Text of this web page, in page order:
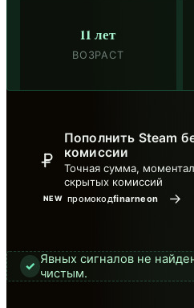
11 лет
ВОЗРАСТ
NEW промокодfinarneon
Пополнить Steam
комиссии
Точная сумма,
скрытых комиссий
→
✓ Явных сигналов не
чистым.